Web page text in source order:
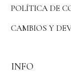
POLÍTICA DE
CAMBIOS Y
INFO